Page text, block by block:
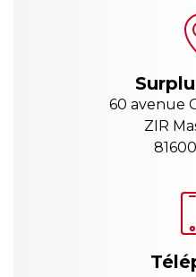
60 avenue
ZIR